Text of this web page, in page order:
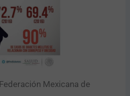
Mexicana de